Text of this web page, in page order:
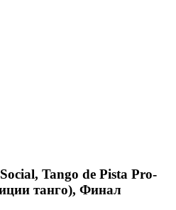
Tango de Pista Pro-
танго), Финал